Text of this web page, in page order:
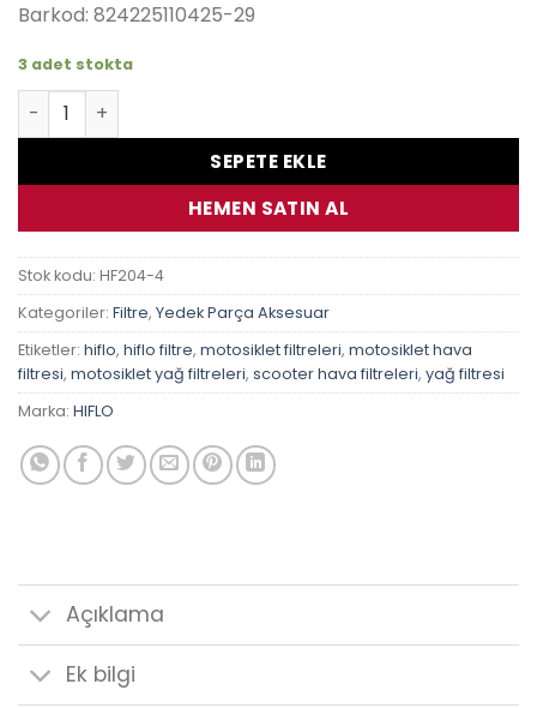
Barkod: 824225110425-29
3 adet stokta
Yamaha Xt1200 Z Super Tenere 11-16 Hiflo Hf204 Yağ
SEPETE EKLE
HEMEN SATIN AL
Stok kodu: HF204-4
Kategoriler: Filtre, Yedek Parça Aksesuar
Etiketler: hiflo, hiflo filtre, motosiklet filtreleri, motosiklet hava
filtresi, motosiklet yağ filtreleri, scooter hava filtreleri, yağ filtresi
Marka: HIFLO
Açıklama
Ek bilgi